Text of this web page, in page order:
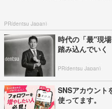
PR(dentsu Japan)
時代の「最"現
踏み込んでいく
PR(dentsu Japan)
SNSアカウント
使ってます。